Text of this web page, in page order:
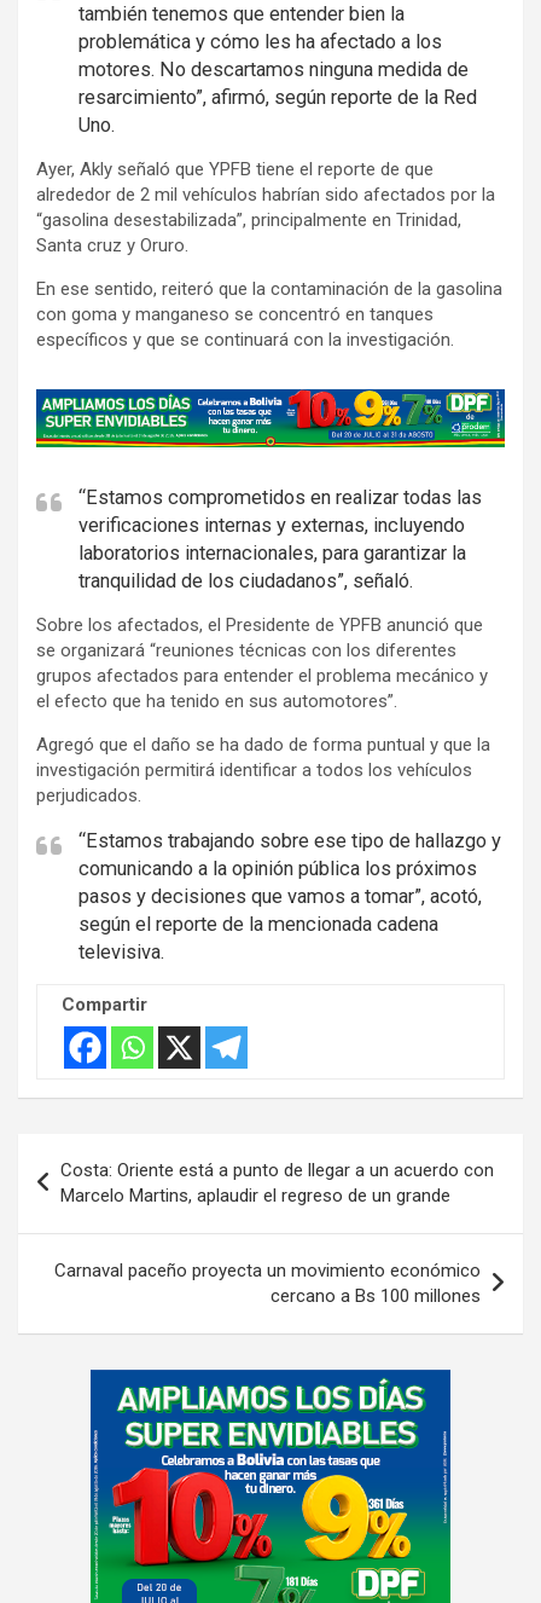
también tenemos que entender bien la
problemática y cómo les ha afectado a los
motores. No descartamos ninguna medida de
resarcimiento”, afirmó, según reporte de la Red
Uno.
Ayer, Akly señaló que YPFB tiene el reporte de que
alrededor de 2 mil vehículos habrían sido afectados por la
“gasolina desestabilizada”, principalmente en Trinidad,
Santa cruz y Oruro.
En ese sentido, reiteró que la contaminación de la gasolina
con goma y manganeso se concentró en tanques
específicos y que se continuará con la investigación.
A
d
e
s
e
m
n
t
“Estamos comprometidos en realizar todas las
verificaciones internas y externas, incluyendo
laboratorios internacionales, para garantizar la
tranquilidad de los ciudadanos”, señaló.
Sobre los afectados, el Presidente de YPFB anunció que
se organizará “reuniones técnicas con los diferentes
grupos afectados para entender el problema mecánico y
el efecto que ha tenido en sus automotores”.
Agregó que el daño se ha dado de forma puntual y que la
investigación permitirá identificar a todos los vehículos
perjudicados.
“Estamos trabajando sobre ese tipo de hallazgo y
comunicando a la opinión pública los próximos
pasos y decisiones que vamos a tomar”, acotó,
según el reporte de la mencionada cadena
televisiva.
Compartir
de
entradas
Costa: Oriente está a punto de llegar a un acuerdo con
Marcelo Martins, aplaudir el regreso de un grande
Carnaval paceño proyecta un movimiento económico
cercano a Bs 100 millones